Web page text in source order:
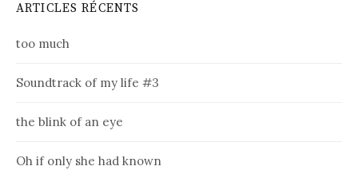
ARTICLES RÉCENTS
too much
Soundtrack of my life #3
the blink of an eye
Oh if only she had known